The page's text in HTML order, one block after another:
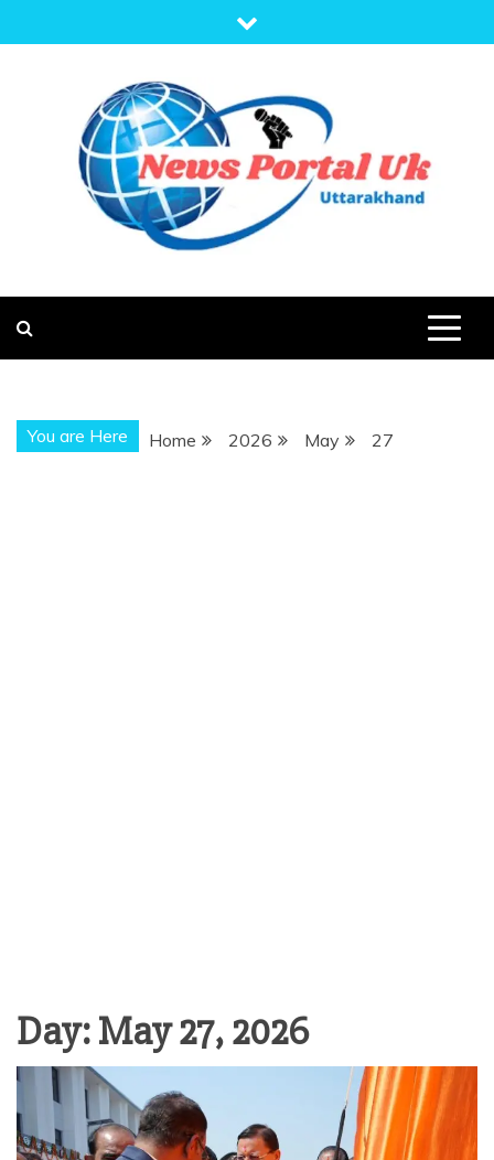
to
NEWS PORTAL
UK
You are Here Home 2026 May 27
Day:May 27, 2026